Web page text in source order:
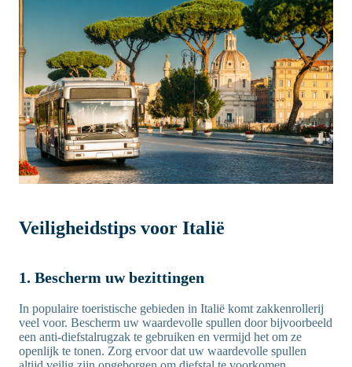
Veiligheidstips voor Italië
1. Bescherm uw bezittingen
In populaire toeristische gebieden in Italië komt zakkenrollerij
veel voor. Bescherm uw waardevolle spullen door bijvoorbeeld
een anti-diefstalrugzak te gebruiken en vermijd het om ze
openlijk te tonen. Zorg ervoor dat uw waardevolle spullen